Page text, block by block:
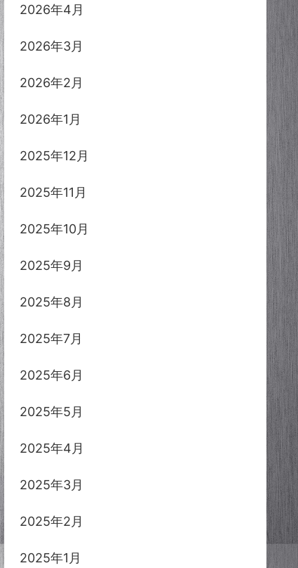
2026年4月
2026年3月
2026年2月
2026年1月
2025年12月
2025年11月
2025年10月
2025年9月
2025年8月
2025年7月
2025年6月
2025年5月
2025年4月
2025年3月
2025年2月
2025年1月